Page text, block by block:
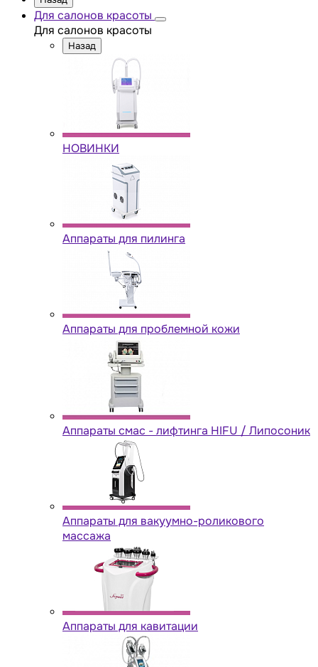
Для салонов красоты
Для салонов красоты
Назад
НОВИНКИ
Аппараты для пилинга
Аппараты для проблемной кожи
Аппараты cмас - лифтинга HIFU / Липосоник
Аппараты для вакуумно-роликового
массажа
Аппараты для кавитации